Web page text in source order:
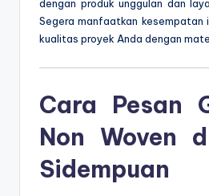
dengan produk unggulan dan
Segera manfaatkan kesempatan
kualitas proyek Anda dengan
Cara Pesan
Non Woven
Sidempuan